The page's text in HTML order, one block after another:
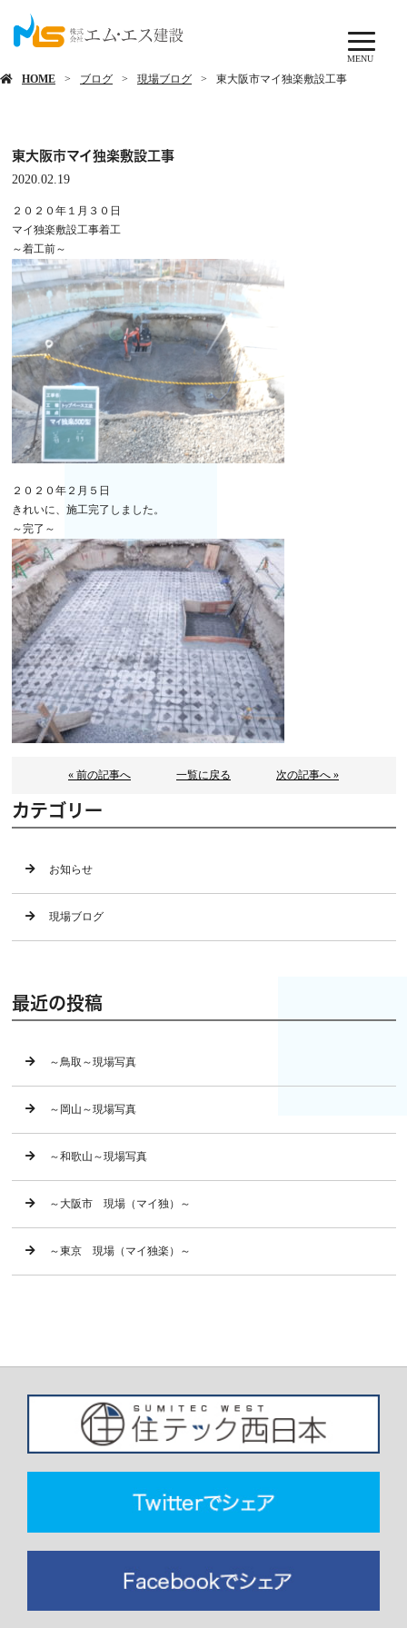
MENU
HOME ブログ 現場ブログ 東大阪市マイ独楽敷設工事
東大阪市マイ独楽敷設工事
2020.02.19
２０２０年１月３０日
マイ独楽敷設工事着工
～着工前～
２０２０年２月５日
きれいに、施工完了しました。
～完了～
« 前の記事へ 一覧に戻る 次の記事へ »
カテゴリー
お知らせ
現場ブログ
最近の投稿
～鳥取～現場写真
～岡山～現場写真
～和歌山～現場写真
～大阪市 現場（マイ独）～
～東京 現場（マイ独楽）～